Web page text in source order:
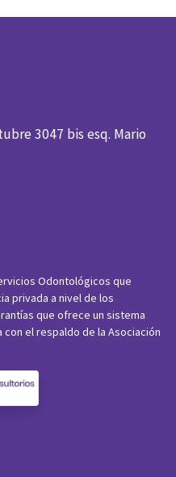
3047 bis esq. Mario
Odontológicos que
privada a nivel de los
que ofrece un sistema
el respaldo de la Asociación